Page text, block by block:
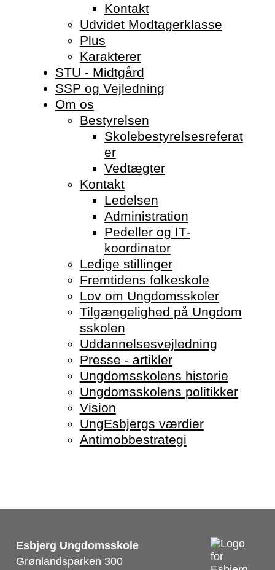
Kontakt
Udvidet Modtagerklasse
Plus
Karakterer
STU - Midtgård
SSP og Vejledning
Om os
Bestyrelsen
Skolebestyrelsesreferat
er
Vedtægter
Kontakt
Ledelsen
Administration
Pedeller og IT-
koordinator
Ledige stillinger
Fremtidens folkeskole
Lov om Ungdomsskoler
Tilgængelighed på Ungdom
sskolen
Uddannelsesvejledning
Presse - artikler
Ungdomsskolens historie
Ungdomsskolens politikker
Vision
UngEsbjergs værdier
Antimobbestrategi
Esbjerg Ungdomsskole
Grønlandsparken 300